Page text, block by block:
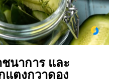
นาการ และ
แตงกวาดอง